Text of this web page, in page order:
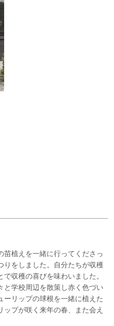
植えを一緒に行ってくださっ
りをしました。自分たちが収穫
収穫の喜びを味わいました。
と学校周辺を散策し赤く色づい
ーリップの球根を一緒に植えた
プが咲く来年の春、また会え